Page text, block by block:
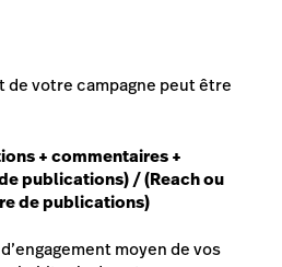
de votre campagne peut être
+ commentaires +
publications) / (Reach ou
de publications)
moyen de vos